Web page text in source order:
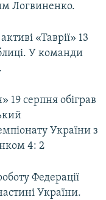
Логвиненко.
«Таврії» 13
У команди
19 серпня обіграв
України з
4: 2
Федерації
України.